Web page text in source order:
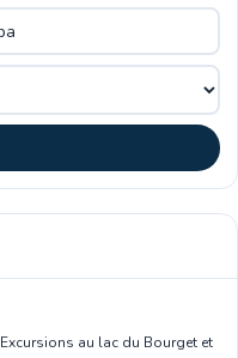
Excursions au lac du Bourget et